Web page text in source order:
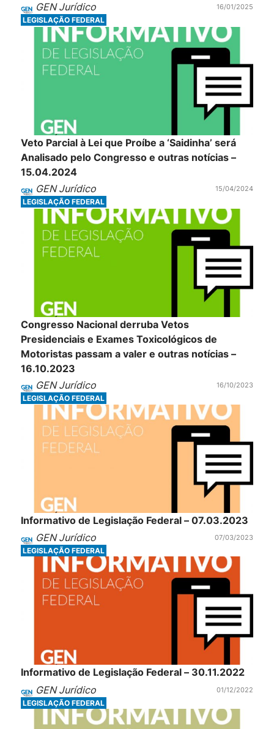
GEN Jurídico
16/01/2025
LEGISLAÇÃO FEDERAL
Veto Parcial à Lei que Proíbe a ‘Saidinha’ será
Analisado pelo Congresso e outras notícias –
15.04.2024
GEN Jurídico
15/04/2024
LEGISLAÇÃO FEDERAL
Congresso Nacional derruba Vetos
Presidenciais e Exames Toxicológicos de
Motoristas passam a valer e outras notícias –
16.10.2023
GEN Jurídico
16/10/2023
LEGISLAÇÃO FEDERAL
Informativo de Legislação Federal – 07.03.2023
GEN Jurídico
07/03/2023
LEGISLAÇÃO FEDERAL
Informativo de Legislação Federal – 30.11.2022
GEN Jurídico
01/12/2022
LEGISLAÇÃO FEDERAL